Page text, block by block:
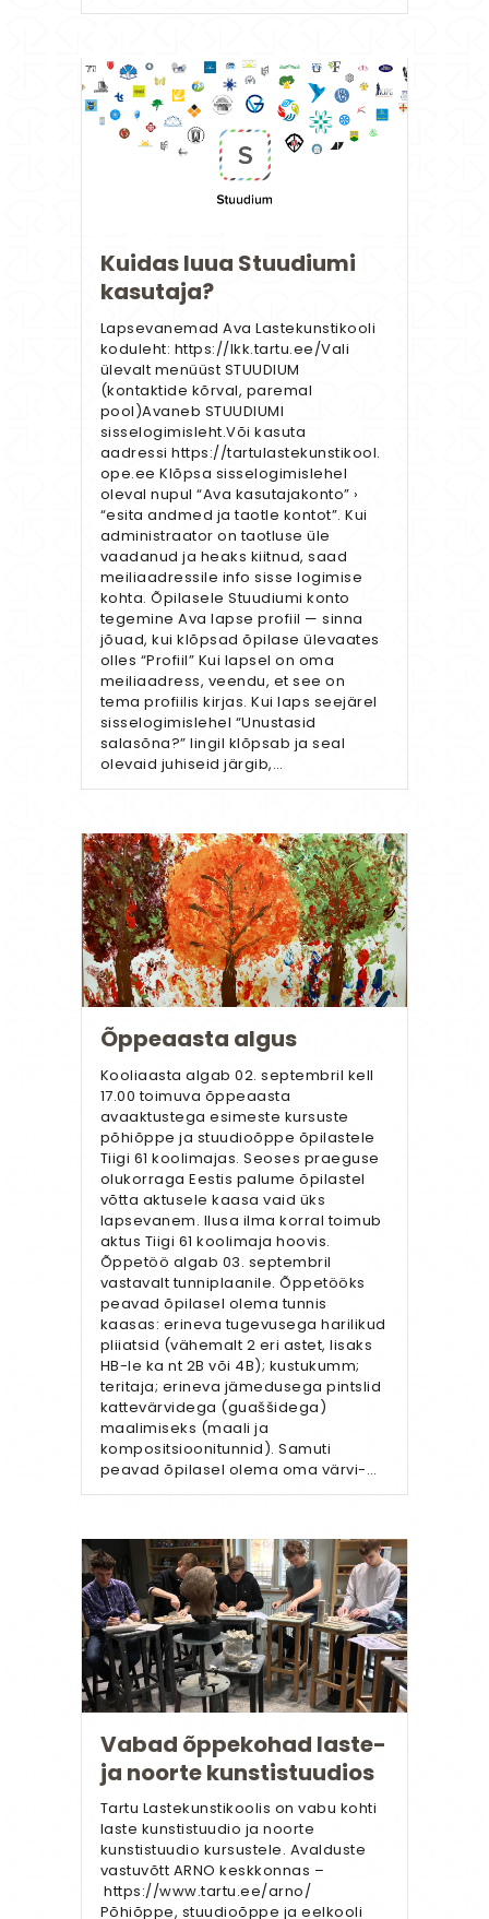
Kuidas luua Stuudiumi
kasutaja?
Lapsevanemad Ava Lastekunstikooli
koduleht: https://lkk.tartu.ee/Vali
ülevalt menüüst STUUDIUM
(kontaktide kõrval, paremal
pool)Avaneb STUUDIUMI
sisselogimisleht.Või kasuta
aadressi https://tartulastekunstikool.
ope.ee Klõpsa sisselogimislehel
oleval nupul “Ava kasutajakonto” ›
“esita andmed ja taotle kontot”. Kui
administraator on taotluse üle
vaadanud ja heaks kiitnud, saad
meiliaadressile info sisse logimise
kohta. Õpilasele Stuudiumi konto
tegemine Ava lapse profiil — sinna
jõuad, kui klõpsad õpilase ülevaates
olles “Profiil” Kui lapsel on oma
meiliaadress, veendu, et see on
tema profiilis kirjas. Kui laps seejärel
sisselogimislehel “Unustasid
salasõna?” lingil klõpsab ja seal
olevaid juhiseid järgib,…
Õppeaasta algus
Kooliaasta algab 02. septembril kell
17.00 toimuva õppeaasta
avaaktustega esimeste kursuste
põhiõppe ja stuudioõppe õpilastele
Tiigi 61 koolimajas. Seoses praeguse
olukorraga Eestis palume õpilastel
võtta aktusele kaasa vaid üks
lapsevanem. Ilusa ilma korral toimub
aktus Tiigi 61 koolimaja hoovis.
Õppetöö algab 03. septembril
vastavalt tunniplaanile. Õppetööks
peavad õpilasel olema tunnis
kaasas: erineva tugevusega harilikud
pliiatsid (vähemalt 2 eri astet, lisaks
HB-le ka nt 2B või 4B); kustukumm;
teritaja; erineva jämedusega pintslid
kattevärvidega (guaššidega)
maalimiseks (maali ja
kompositsioonitunnid). Samuti
peavad õpilasel olema oma värvi-…
Vabad õppekohad laste-
ja noorte kunstistuudios
Tartu Lastekunstikoolis on vabu kohti
laste kunstistuudio ja noorte
kunstistuudio kursustele. Avalduste
vastuvõtt ARNO keskkonnas –
https://www.tartu.ee/arno/
Põhiõppe, stuudioõppe ja eelkooli